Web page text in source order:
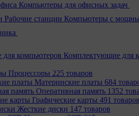
Компьютеры для офисных задач
Рабочие станции Компьютеры с
Комплектующие для
Процессоры 225 товаров
Материнcкие платы 684
Оперативная память 1352
Графические карты 491 товаров
Жесткие диски 147 товаров